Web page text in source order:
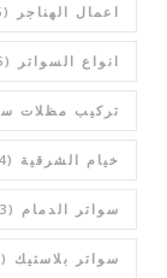
اعمال الهناجر (5)
انواع السواتر (5)
تركيب مظلات
خيام الشرقية (4)
سواتر الدمام (3)
سواتر بلاستيك (5)